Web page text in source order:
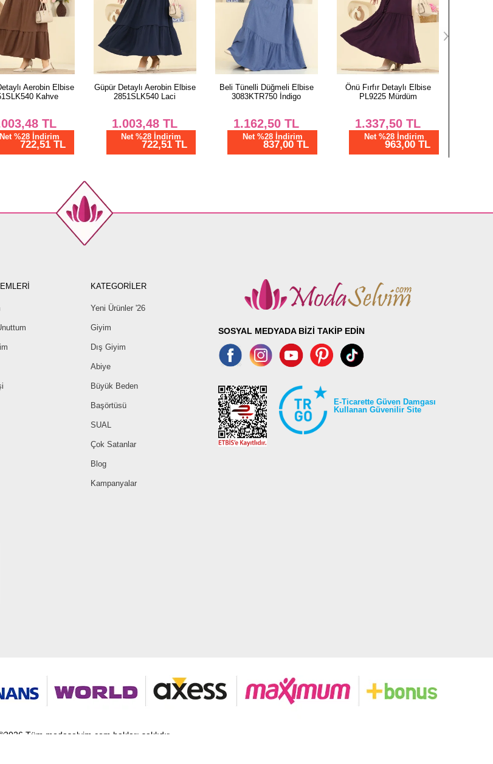
Aerobin Elbise
Laci
TL
Net %28 İndirim
722,51 TL
Beli Tünelli Düğmeli Elbise
3083KTR750 İndigo
1.162,50 TL
Net %28 İndirim
837,00 TL
Önü Fırfır Detaylı Elbise
PL9225 Mürdüm
1.337,50 TL
Net %28 İndirim
963,00 TL
Taş Detaylı Şık Elbise
2885SLK540 Antrasit
1.357,00 TL
Net %28 İndirim
977,04 TL
KATEGORİLER
Yeni Ürünler '26
Giyim
Dış Giyim
Abiye
Büyük Beden
Başörtüsü
SUAL
Çok Satanlar
Blog
Kampanyalar
SOSYAL MEDYADA BİZİ TAKİP EDİN
E-Ticarette Güven Damgası
Kullanan Güvenilir Site
Tüm modaselvim.com hakları saklıdır.